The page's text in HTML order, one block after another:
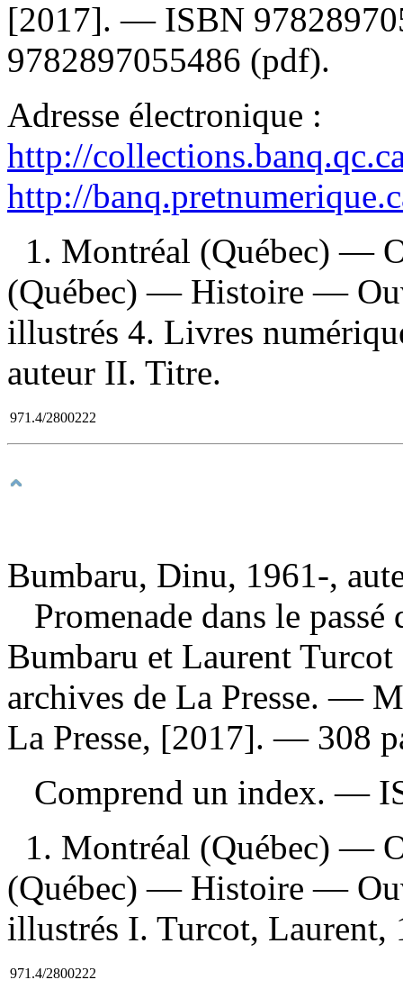
[2017]. — ISBN
9782897055486 (pdf).
Adresse électronique :
http://
http://
1. Montréal (Québec) —
(Québec) — Histoire —
illustrés 4. Livres
auteur II. Titre.
971.4/2800222
Bumbaru, Dinu, 1961-,
Promenade dans le
Bumbaru et Laurent
archives de La Presse. —
La Presse, [2017]. — 308
Comprend un index. —
1. Montréal (Québec) —
(Québec) — Histoire —
illustrés I. Turcot, Laurent,
971.4/2800222